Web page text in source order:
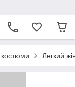
костюми Легкий